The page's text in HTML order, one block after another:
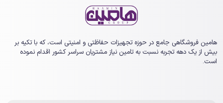
هامین فروشگاهی جامع در حوزه تجهیزات حفاظتی و امنیتی است، که با تکیه بر
بیش از یک ‏دهه تجربه نسبت به تامین نیاز مشتریان سراسر کشور اقدام نموده
است.